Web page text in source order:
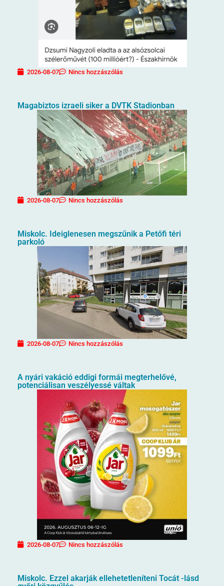
2026-08-07 Nincs hozzászólás
Magabiztos izraeli siker a DVTK Stadionban
2026-08-07 Nincs hozzászólás
Miskolc. Ideiglenesen megszűnik a Petőfi téri
parkoló
2026-08-07 Nincs hozzászólás
A nyári vakáció eddigi formái megterhelővé,
potenciálisan veszélyessé váltak
2026-08-07 Nincs hozzászólás
Miskolc. Ezzel akarják ellehetetleníteni Tocát -lásd